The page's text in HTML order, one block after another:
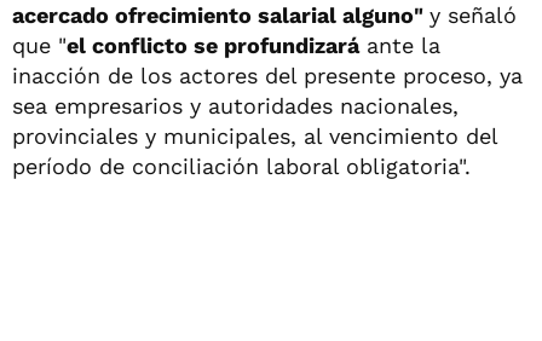
acercado ofrecimiento salarial alguno" y señaló
que "el conflicto se profundizaráante la
inacción de los actores del presente proceso, ya
sea empresarios y autoridades nacionales,
provinciales y municipales, al vencimiento del
período de conciliación laboral obligatoria".